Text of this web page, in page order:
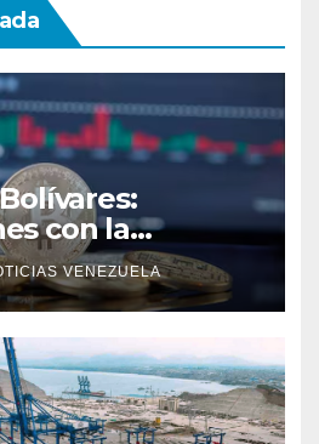
con la
VENEZUELA